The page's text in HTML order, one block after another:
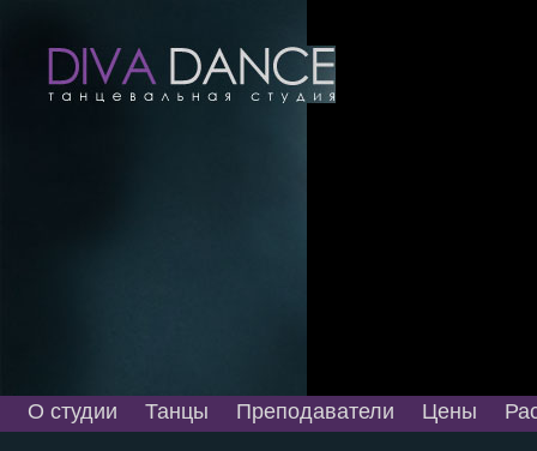
О студии Танцы Преподаватели Цены